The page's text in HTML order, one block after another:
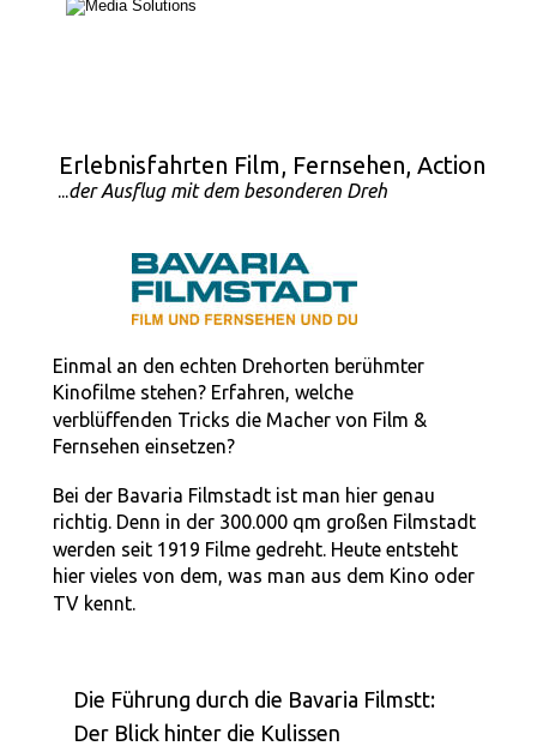
Die Führung durch die Bavaria Filmstt:
Der Blick hinter die Kulissen
Erlebnisfahrten Film, Fernsehen, Action
...der Ausflug mit dem besonderen Dreh
Einmal an den echten Drehorten berühmter
Kinofilme stehen? Erfahren, welche
verblüffenden Tricks die Macher von Film &
Fernsehen einsetzen?
Bei der Bavaria Filmstadt ist man hier genau
richtig. Denn in der 300.000 qm großen Filmstadt
werden seit 1919 Filme gedreht. Heute entsteht
hier vieles von dem, was man aus dem Kino oder
TV kennt.